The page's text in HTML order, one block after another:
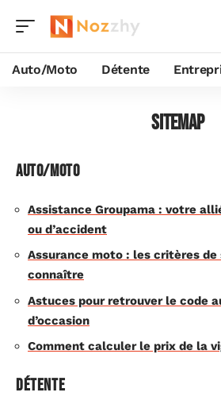
Auto/Moto Détente
Sitemap
Auto/Moto
Assistance Groupama : votre
ou d’accident
Assurance moto : les critères
connaître
Astuces pour retrouver le code
d’occasion
Comment calculer le prix de la
Détente